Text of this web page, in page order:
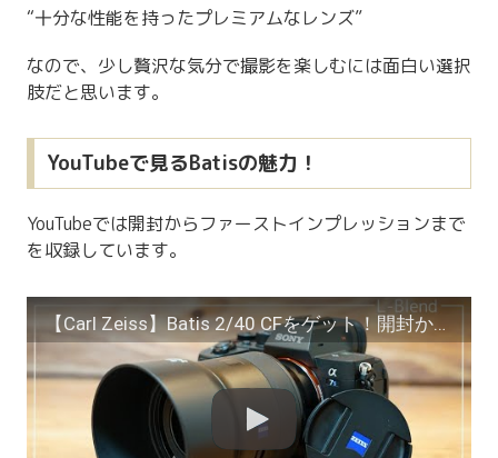
“十分な性能を持ったプレミアムなレンズ”
なので、少し贅沢な気分で撮影を楽しむには面白い選択
肢だと思います。
YouTubeで見るBatisの魅力！
YouTubeでは開封からファーストインプレッションまで
を収録しています。
【Carl Zeiss】Batis 2/40 CFをゲット！開封からファーストインプレッションまでの動画【SONY】【Batis 40mm F2】